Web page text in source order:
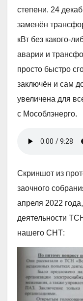
степени. 24
заменён
кВт без какого-
аварии и
просто быстро
заключён и сам
увеличена для
с Мособлэнерго.
Скриншот из
заочного
апреля 2022
деятельности
нашего СНТ: